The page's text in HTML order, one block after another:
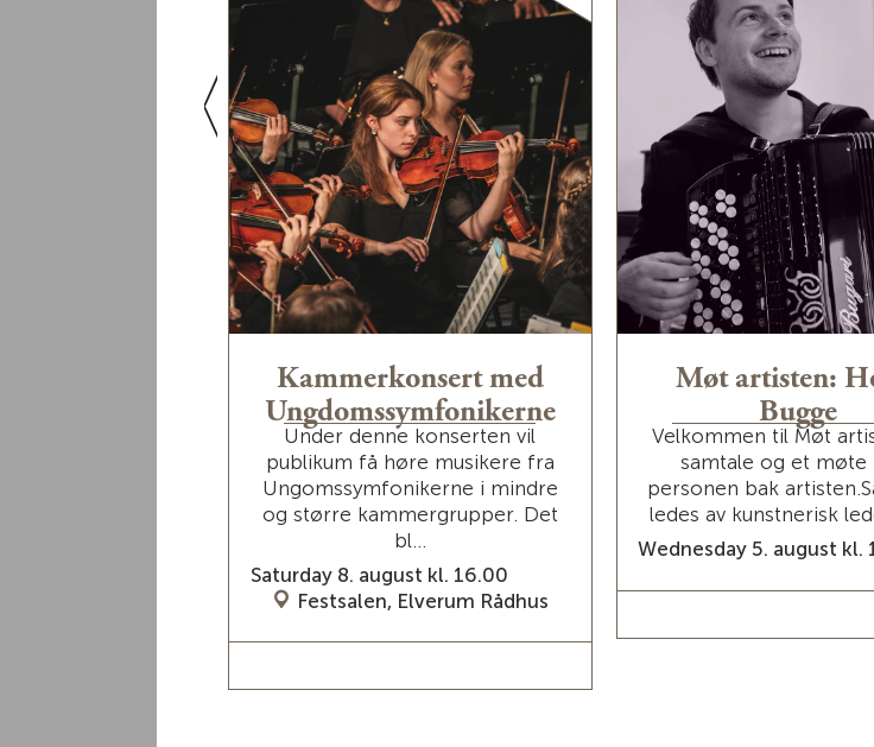
Kammerkonsert med
Ungdomssymfonikerne
Under denne konserten vil
publikum få høre musikere fra
Ungomssymfonikerne i mindre
og større kammergrupper. Det
bl...
Saturday 8. august kl. 16.00
Festsalen, Elverum Rådhus
Møt artisten:
Bugge
Velkommen til Møt
samtale og et møte
personen bak
ledes av kunstnerisk
Wednesday 5. august kl.